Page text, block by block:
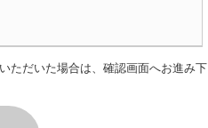
ただいた場合は、確認画面へお進み下